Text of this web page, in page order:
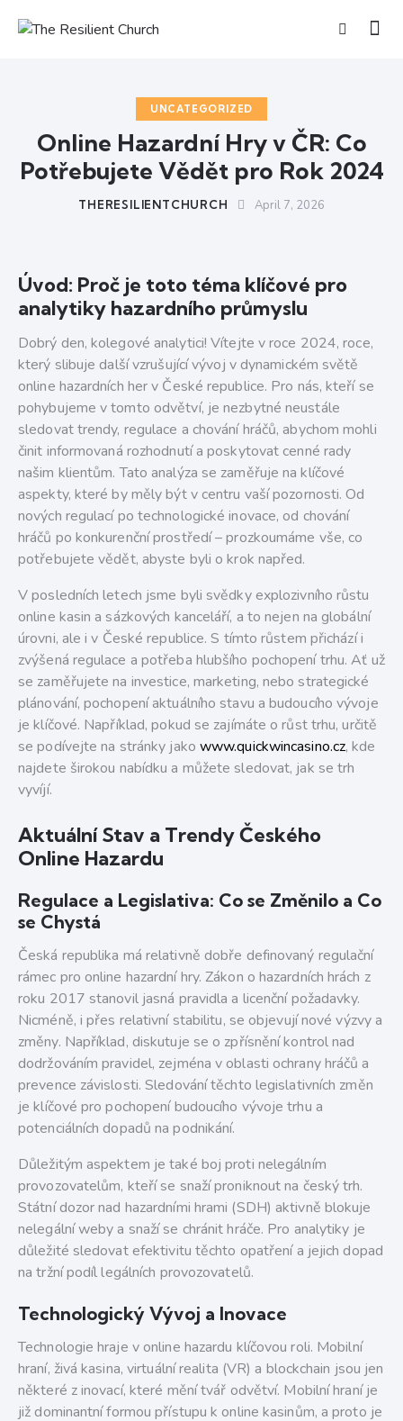
UNCATEGORIZED
Online Hazardní Hry v ČR: Co
Potřebujete Vědět pro Rok 2024
THERESILIENTCHURCH April 7, 2026
Úvod: Proč je toto téma klíčové pro
analytiky hazardního průmyslu
Dobrý den, kolegové analytici! Vítejte v roce 2024, roce,
který slibuje další vzrušující vývoj v dynamickém světě
online hazardních her v České republice. Pro nás, kteří se
pohybujeme v tomto odvětví, je nezbytné neustále
sledovat trendy, regulace a chování hráčů, abychom mohli
činit informovaná rozhodnutí a poskytovat cenné rady
našim klientům. Tato analýza se zaměřuje na klíčové
aspekty, které by měly být v centru vaší pozornosti. Od
nových regulací po technologické inovace, od chování
hráčů po konkurenční prostředí – prozkoumáme vše, co
potřebujete vědět, abyste byli o krok napřed.
V posledních letech jsme byli svědky explozivního růstu
online kasin a sázkových kanceláří, a to nejen na globální
úrovni, ale i v České republice. S tímto růstem přichází i
zvýšená regulace a potřeba hlubšího pochopení trhu. Ať už
se zaměřujete na investice, marketing, nebo strategické
plánování, pochopení aktuálního stavu a budoucího vývoje
je klíčové. Například, pokud se zajímáte o růst trhu, určitě
se podívejte na stránky jako www.quickwincasino.cz, kde
najdete širokou nabídku a můžete sledovat, jak se trh
vyvíjí.
Aktuální Stav a Trendy Českého
Online Hazardu
Regulace a Legislativa: Co se Změnilo a Co
se Chystá
Česká republika má relativně dobře definovaný regulační
rámec pro online hazardní hry. Zákon o hazardních hrách z
roku 2017 stanovil jasná pravidla a licenční požadavky.
Nicméně, i přes relativní stabilitu, se objevují nové výzvy a
změny. Například, diskutuje se o zpřísnění kontrol nad
dodržováním pravidel, zejména v oblasti ochrany hráčů a
prevence závislosti. Sledování těchto legislativních změn
je klíčové pro pochopení budoucího vývoje trhu a
potenciálních dopadů na podnikání.
Důležitým aspektem je také boj proti nelegálním
provozovatelům, kteří se snaží proniknout na český trh.
Státní dozor nad hazardními hrami (SDH) aktivně blokuje
nelegální weby a snaží se chránit hráče. Pro analytiky je
důležité sledovat efektivitu těchto opatření a jejich dopad
na tržní podíl legálních provozovatelů.
Technologický Vývoj a Inovace
Technologie hraje v online hazardu klíčovou roli. Mobilní
hraní, živá kasina, virtuální realita (VR) a blockchain jsou jen
některé z inovací, které mění tvář odvětví. Mobilní hraní je
již dominantní formou přístupu k online kasinům, a proto je